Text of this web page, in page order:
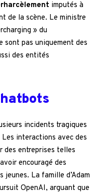
imputés à
de la scène. Le ministre
» du
sont pas uniquement des
des entités
incidents tragiques
interactions avec des
des entreprises telles
encouragé des
jeunes. La famille d’Adam
OpenAI, arguant que